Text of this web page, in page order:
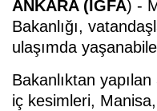
ANKARA (İGFA) -
Bakanlığı,
ulaşımda
Bakanlıktan
iç kesimleri, Manisa,